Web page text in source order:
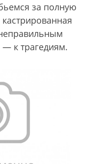
за полную
к трагедиям.